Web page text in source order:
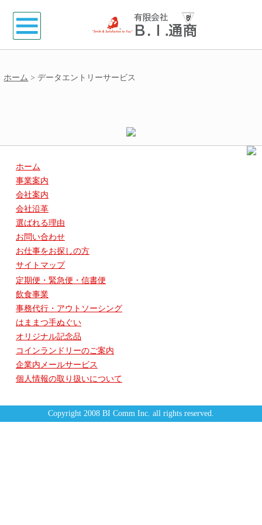
ホーム > データエントリーサービス
ホーム
事業案内
会社案内
会社沿革
選ばれる理由
お問い合わせ
お仕事をお探しの方
サイトマップ
定期便・緊急便・信書便
飲食事業
事務代行・アウトソーシング
はままつ手ぬぐい
オリジナル記念品
コインランドリーのご案内
企業内メールサービス
個人情報の取り扱いについて
Copyright 2008 BI Comm Inc. all rights reserved.